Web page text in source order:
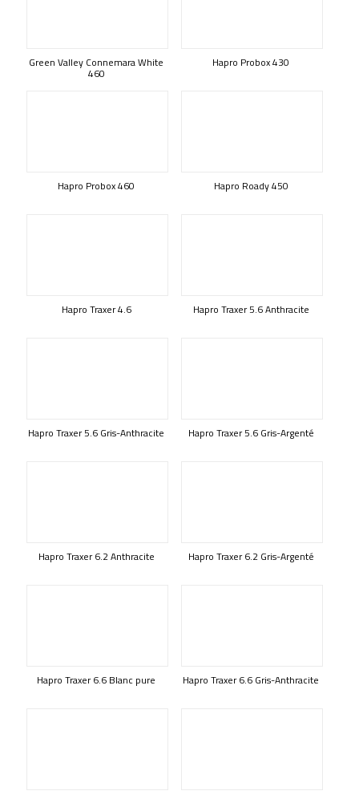
Green Valley Connemara White
460
Hapro Probox 430
Hapro Probox 460 Hapro Roady 450
Hapro Traxer 4.6 Hapro Traxer 5.6 Anthracite
Hapro Traxer 5.6 Gris-Anthracite Hapro Traxer 5.6 Gris-Argenté
Hapro Traxer 6.2 Anthracite Hapro Traxer 6.2 Gris-Argenté
Hapro Traxer 6.6 Blanc pure Hapro Traxer 6.6 Gris-Anthracite